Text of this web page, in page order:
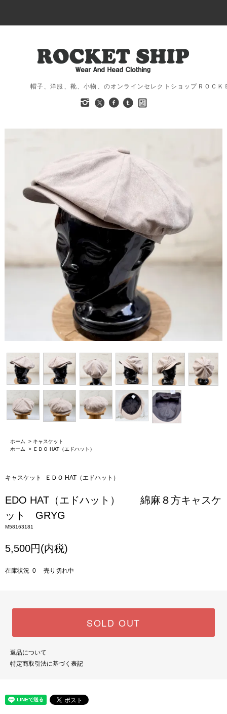
帽子、洋服、靴、小物、のオンラインセレクトショップＲＯＣ
ホーム > キャスケット
ホーム
> ＥＤＯ HAT（エドハット）
キャスケット ＥＤＯ HAT（エドハット）
EDO HAT（エドハット） 綿麻８方キャスケ
ット GRYG
M58163181
5,500円(内税)
在庫状況 0 売り切れ中
SOLD OUT
返品について
特定商取引法に基づく表記